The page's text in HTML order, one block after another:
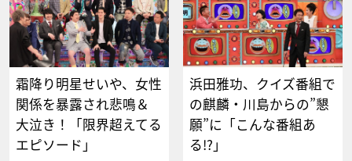
霜降り明星せいや、女性
関係を暴露され悲鳴＆
大泣き！「限界超えてる
エピソード」
浜田雅功、クイズ番組で
の麒麟・川島からの”懇
願”に「こんな番組あ
る!?」